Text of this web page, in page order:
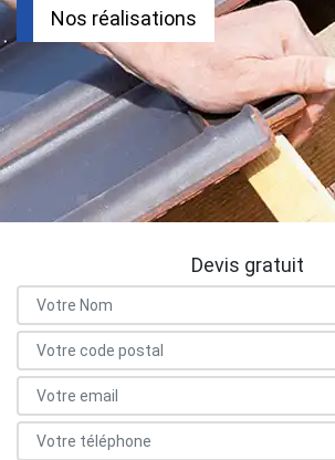
Nos réalisations
Devis gratuit